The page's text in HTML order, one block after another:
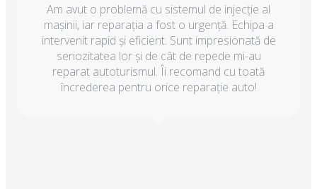
Am avut o problemă cu sistemul de injecție al
mașinii, iar reparația a fost o urgență. Echipa a
intervenit rapid și eficient. Sunt impresionată de
seriozitatea lor și de cât de repede mi-au
reparat autoturismul. Îi recomand cu toată
încrederea pentru orice reparație auto!